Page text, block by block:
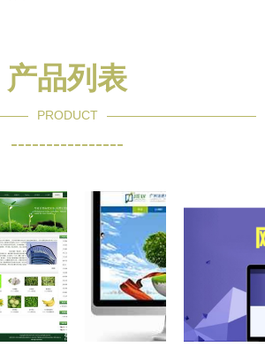
产品列表
PRODUCT
----------------